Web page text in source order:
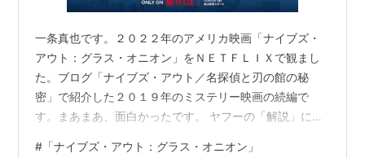
一条真也です。２０２２年のアメリカ映画「ナイブズ・
アウト：グラス・オニオン」をＮＥＴＦＬＩＸで観まし
た。ブログ「ナイブズ・アウト／名探偵と刃の館の秘
密」で紹介した２０１９年のミステリー映画の続編で
す。まあまあ、面白かったです。 ヤフーの「解説」に
# 「ナイブズ・アウト：グラス・オニオン」